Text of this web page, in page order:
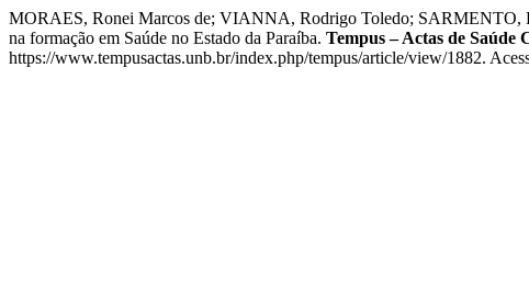
MORAES, Ronei Marcos de; VIANNA, Rodrigo Toledo; SARMENTO,
na formação em Saúde no Estado da Paraíba. Tempus – Actas de Saúde
https://www.tempusactas.unb.br/index.php/tempus/article/view/1882.